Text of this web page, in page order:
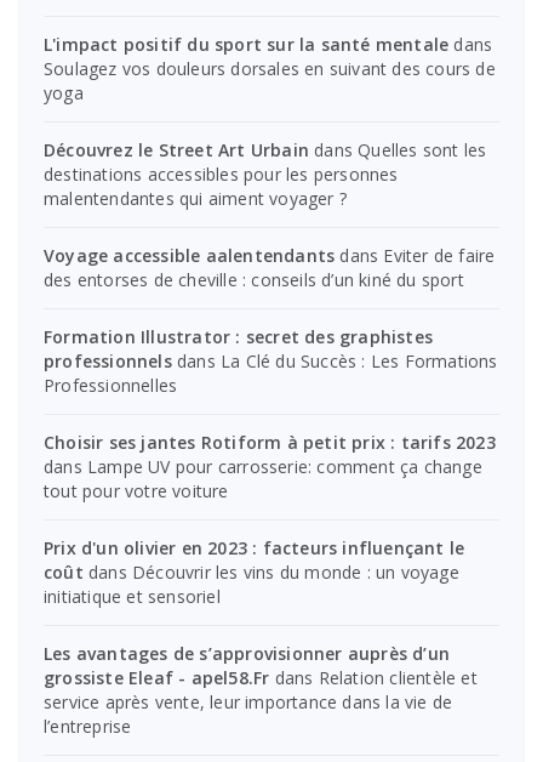
L'impact positif du sport sur la santé mentale dans
Soulagez vos douleurs dorsales en suivant des cours de
yoga
Découvrez le Street Art Urbain dansQuelles sont les
destinations accessibles pour les personnes
malentendantes qui aiment voyager ?
Voyage accessible aalentendants dans Eviter de faire
des entorses de cheville : conseils d’un kiné du sport
Formation Illustrator : secret des graphistes
professionnelsdans La Clé du Succès : Les Formations
Professionnelles
Choisir ses jantes Rotiform à petit prix : tarifs 2023
dans Lampe UV pour carrosserie: comment ça change
tout pour votre voiture
Prix d'un olivier en 2023 : facteurs influençant le
coût dans Découvrir les vins du monde : un voyage
initiatique et sensoriel
Les avantages de s’approvisionner auprès d’un
grossiste Eleaf - apel58.Fr dans Relation clientèle et
service après vente, leur importance dans la vie de
l’entreprise